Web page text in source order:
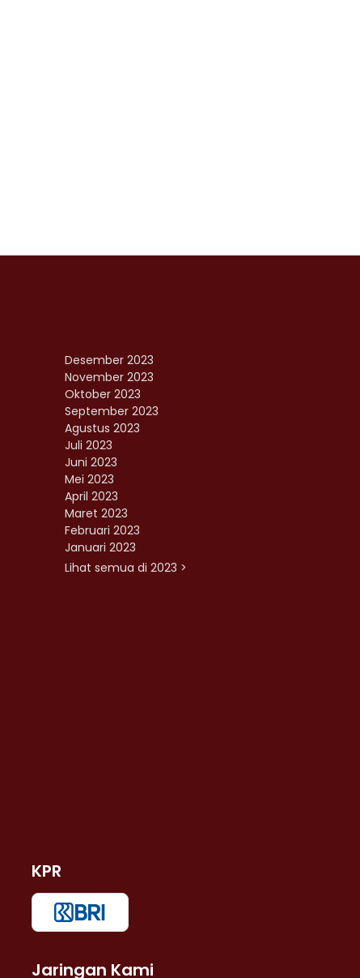
Desember 2023
November 2023
Oktober 2023
September 2023
Agustus 2023
Juli 2023
Juni 2023
Mei 2023
April 2023
Maret 2023
Februari 2023
Januari 2023
Lihat semua di 2023 >
KPR
Jaringan Kami